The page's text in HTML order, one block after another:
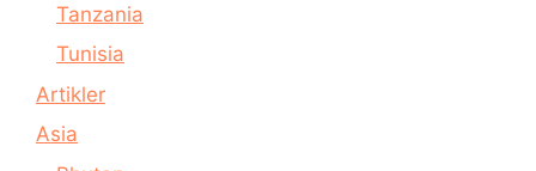
Tanzania
Tunisia
Artikler
Asia